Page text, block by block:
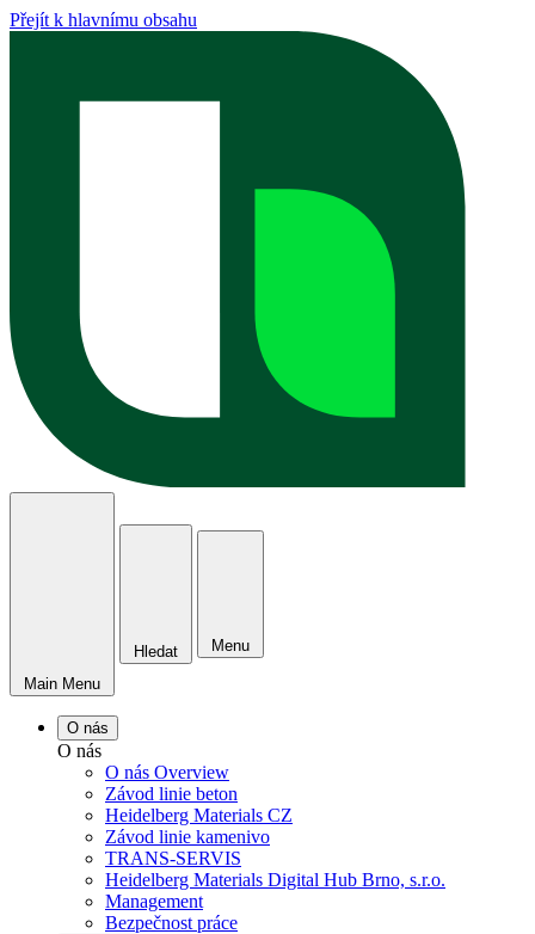
Přejít k hlavnímu obsahu
Main Menu
Hledat Menu
O nás
O nás
O nás Overview
Závod linie beton
Heidelberg Materials CZ
Závod linie kamenivo
TRANS-SERVIS
Heidelberg Materials Digital Hub Brno, s.r.o.
Management
Bezpečnost práce